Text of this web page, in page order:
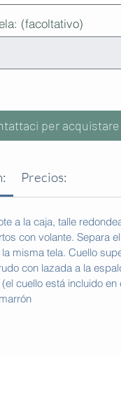
(facoltativo)
per acquistare
Precios:
a la caja, talle
con volante. Separa
misma tela. Cuello
con lazada a la
cuello está incluido en